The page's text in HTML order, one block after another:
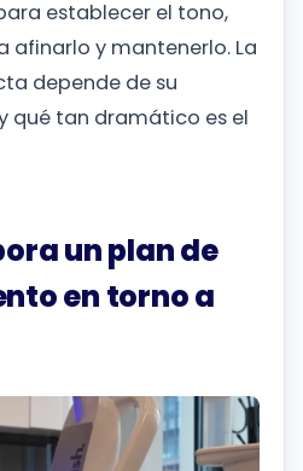
establecer el tono,
afinarlo y mantenerlo. La
depende de su
qué tan dramático es el
un plan de
en torno a